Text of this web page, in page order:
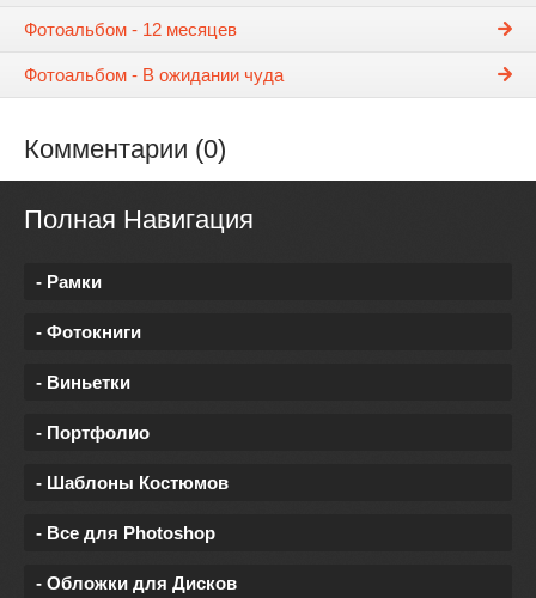
Фотоальбом - 12 месяцев
Фотоальбом - В ожидании чуда
Комментарии (0)
Полная Навигация
- Рамки
- Фотокниги
- Виньетки
- Портфолио
- Шаблоны Костюмов
- Все для Photoshop
- Обложки для Дисков